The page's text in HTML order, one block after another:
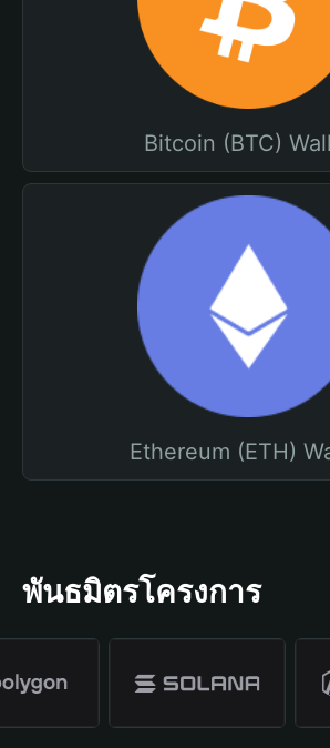
Bitcoin (BTC)
Ethereum (ETH)
พันธมิตรโครงการ